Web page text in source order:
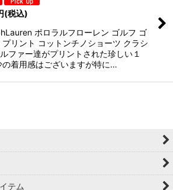
(税込)
ポロラルフローレン ゴルフ ゴ
プリント コットンチノショーツ クラシ
ファー達がプリントされた珍しい１
の着用感はございますが特に…
テム